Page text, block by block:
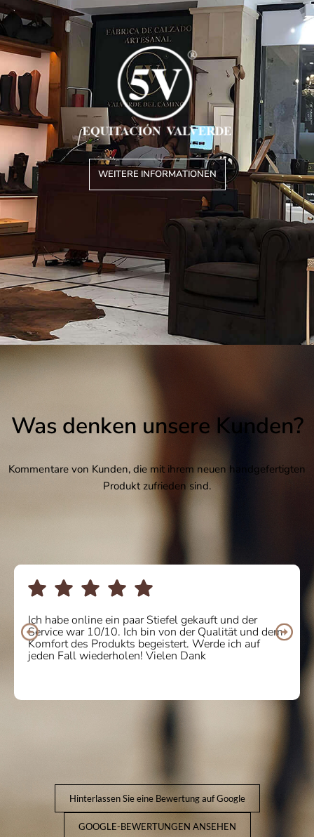
WEITERE INFORMATIONEN
Was denken unsere Kunden?
Kommentare von Kunden, die mit ihrem neuen handgefertigten
Produkt zufrieden sind.
Ich habe online ein paar Stiefel gekauft und der
Service war 10/10. Ich bin von der Qualität und dem
Komfort des Produkts begeistert. Werde ich auf
jeden Fall wiederholen! Vielen Dank
Hinterlassen Sie eine Bewertung auf Google
GOOGLE-BEWERTUNGEN ANSEHEN